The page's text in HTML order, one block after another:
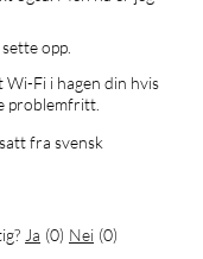
opp.
Fi i hagen din hvis
problemfritt.
fra svensk
Ja (0) Nei (0)